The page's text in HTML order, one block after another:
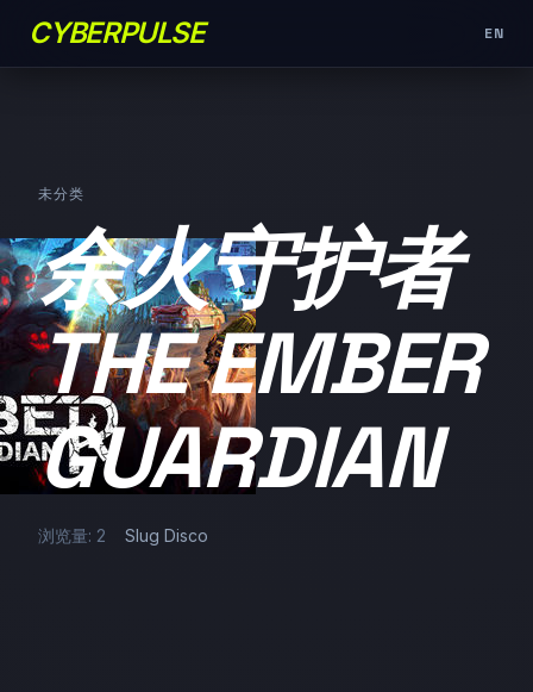
CYBERPULSE EN
未分类
余火守护者
THE EMBER
GUARDIAN
浏览量: 2 Slug Disco